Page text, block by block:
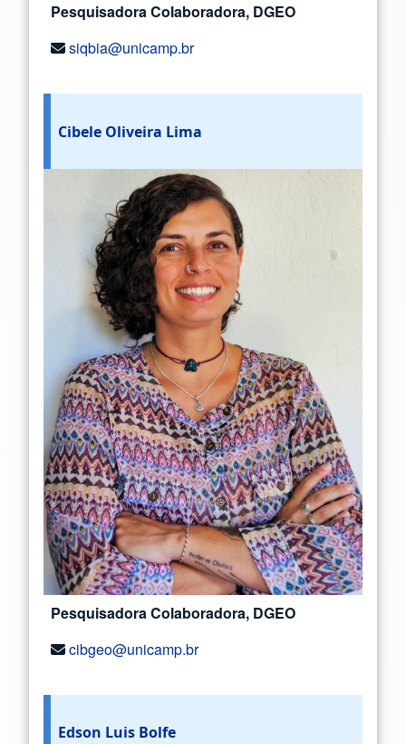
Pesquisadora Colaboradora, DGEO
siqbia@unicamp.br
Cibele Oliveira Lima
Pesquisadora Colaboradora, DGEO
cibgeo@unicamp.br
Edson Luis Bolfe